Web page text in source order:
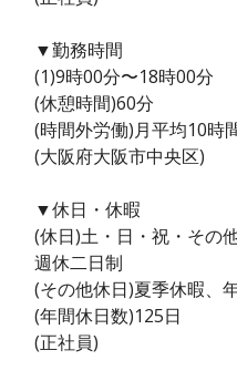
▼勤務時間
(1)9時00分〜18時00分
(休憩時間)60分
(時間外労働)月平均10時
(大阪府大阪市中央区)
▼休日・休暇
(休日)土・日・祝・その
週休二日制
(その他休日)夏季休暇、
(年間休日数)125日
(正社員)